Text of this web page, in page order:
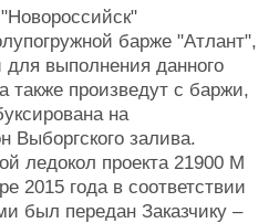
барже "Атлант",
выполнения данного
также произведут с баржи,
на
Выборгского залива.
ледокол проекта 21900 М
2015 года в соответствии
был передан Заказчику –